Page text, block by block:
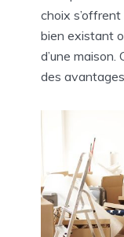
choix
bien existant
d’une
des